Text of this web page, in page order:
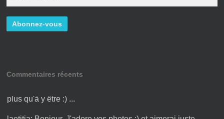
Commentaires récents
plus qu'à y être :) ...
laetitia: Bonjour, J'adore vos photos :) et aimerai juste